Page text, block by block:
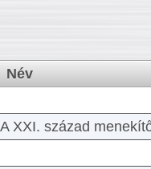
Név
XXI. század